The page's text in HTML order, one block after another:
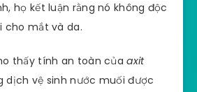
họ kết luận rằng nó không độc
cho mắt và da.
thấy tính an toàn củaaxit
dịch vệ sinh nước muối được